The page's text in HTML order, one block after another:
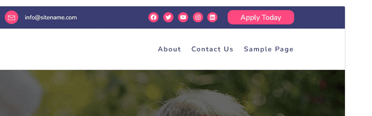
Temă comercială
Această temă este gratuită, dar oferă actualizări
Versiune
1.0.4
Ultima actualizare
21 aprilie 2026
Instalări active
40+
Versiune WordPress
6.7